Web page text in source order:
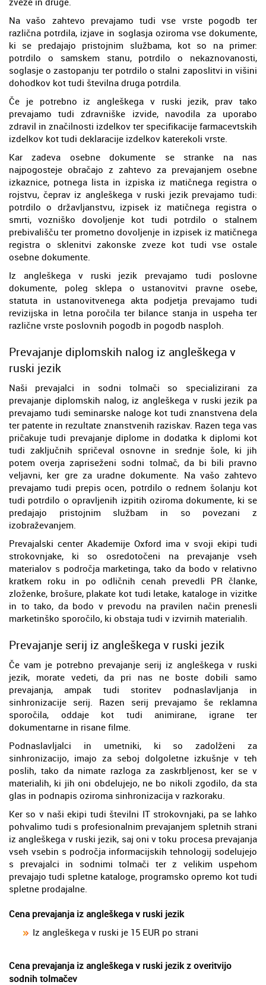
Na vašo zahtevo prevajamo tudi vse vrste pogodb ter
različna potrdila, izjave in soglasja oziroma vse dokumente,
ki se predajajo pristojnim službama, kot so na primer:
potrdilo o samskem stanu, potrdilo o nekaznovanosti,
soglasje o zastopanju ter potrdilo o stalni zaposlitvi in višini
dohodkov kot tudi številna druga potrdila.
Če je potrebno iz angleškega v ruski jezik, prav tako
prevajamo tudi zdravniške izvide, navodila za uporabo
zdravil in značilnosti izdelkov ter specifikacije farmacevtskih
izdelkov kot tudi deklaracije izdelkov katerekoli vrste.
Kar zadeva osebne dokumente se stranke na nas
najpogosteje obračajo z zahtevo za prevajanjem osebne
izkaznice, potnega lista in izpiska iz matičnega registra o
rojstvu, čeprav iz angleškega v ruski jezik prevajamo tudi:
potrdilo o državljanstvu, izpisek iz matičnega registra o
smrti, vozniško dovoljenje kot tudi potrdilo o stalnem
prebivališču ter prometno dovoljenje in izpisek iz matičnega
registra o sklenitvi zakonske zveze kot tudi vse ostale
osebne dokumente.
Iz angleškega v ruski jezik prevajamo tudi poslovne
dokumente, poleg sklepa o ustanovitvi pravne osebe,
statuta in ustanovitvenega akta podjetja prevajamo tudi
revizijska in letna poročila ter bilance stanja in uspeha ter
različne vrste poslovnih pogodb in pogodb nasploh.
Prevajanje diplomskih nalog iz angleškega v
ruski jezik
Naši prevajalci in sodni tolmači so specializirani za
prevajanje diplomskih nalog, iz angleškega v ruski jezik pa
prevajamo tudi seminarske naloge kot tudi znanstvena dela
ter patente in rezultate znanstvenih raziskav. Razen tega vas
pričakuje tudi prevajanje diplome in dodatka k diplomi kot
tudi zaključnih spričeval osnovne in srednje šole, ki jih
potem overja zapriseženi sodni tolmač, da bi bili pravno
veljavni, ker gre za uradne dokumente. Na vašo zahtevo
prevajamo tudi prepis ocen, potrdilo o rednem šolanju kot
tudi potrdilo o opravljenih izpitih oziroma dokumente, ki se
predajajo pristojnim službam in so povezani z
izobraževanjem.
Prevajalski center Akademije Oxford ima v svoji ekipi tudi
strokovnjake, ki so osredotočeni na prevajanje vseh
materialov s področja marketinga, tako da bodo v relativno
kratkem roku in po odličnih cenah prevedli PR članke,
zloženke, brošure, plakate kot tudi letake, kataloge in vizitke
in to tako, da bodo v prevodu na pravilen način prenesli
marketinško sporočilo, ki obstaja tudi v izvirnih materialih.
Prevajanje serij iz angleškega v ruski jezik
Če vam je potrebno prevajanje serij iz angleškega v ruski
jezik, morate vedeti, da pri nas ne boste dobili samo
prevajanja, ampak tudi storitev podnaslavljanja in
sinhronizacije serij. Razen serij prevajamo še reklamna
sporočila, oddaje kot tudi animirane, igrane ter
dokumentarne in risane filme.
Podnaslavljalci in umetniki, ki so zadolženi za
sinhronizacijo, imajo za seboj dolgoletne izkušnje v teh
poslih, tako da nimate razloga za zaskrbljenost, ker se v
materialih, ki jih oni obdelujejo, ne bo nikoli zgodilo, da sta
glas in podnapis oziroma sinhronizacija v razkoraku.
Ker so v naši ekipi tudi številni IT strokovnjaki, pa se lahko
pohvalimo tudi s profesionalnim prevajanjem spletnih strani
iz angleškega v ruski jezik, saj oni v toku procesa prevajanja
vseh vsebin s področja informacijskih tehnologij sodelujejo
s prevajalci in sodnimi tolmači ter z velikim uspehom
prevajajo tudi spletne kataloge, programsko opremo kot tudi
spletne prodajalne.
Cena prevajanja iz angleškega v ruski jezik
Iz angleškega v ruski je 15 EUR po strani
Cena prevajanja iz angleškega v ruski jezik z overitvijo
sodnih tolmačev